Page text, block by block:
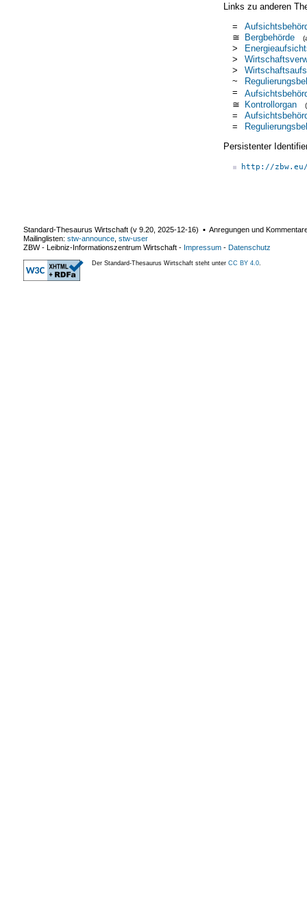
Links zu anderen
=
≅ Bergbehörde
>
>
>
~
=
≅ Kontrollorgan
=
=
Persistenter
http://
Standard-Thesaurus Wirtschaft (v 9.20 2025-12-16) ▪ Anregungen und
Mailinglisten: stw-announce stw-user
ZBW - Leibniz-Informationszentrum Wirtschaft - Impressum - Datenschutz
Der Standard-Thesaurus Wirtschaft steht unter CC BY 4.0